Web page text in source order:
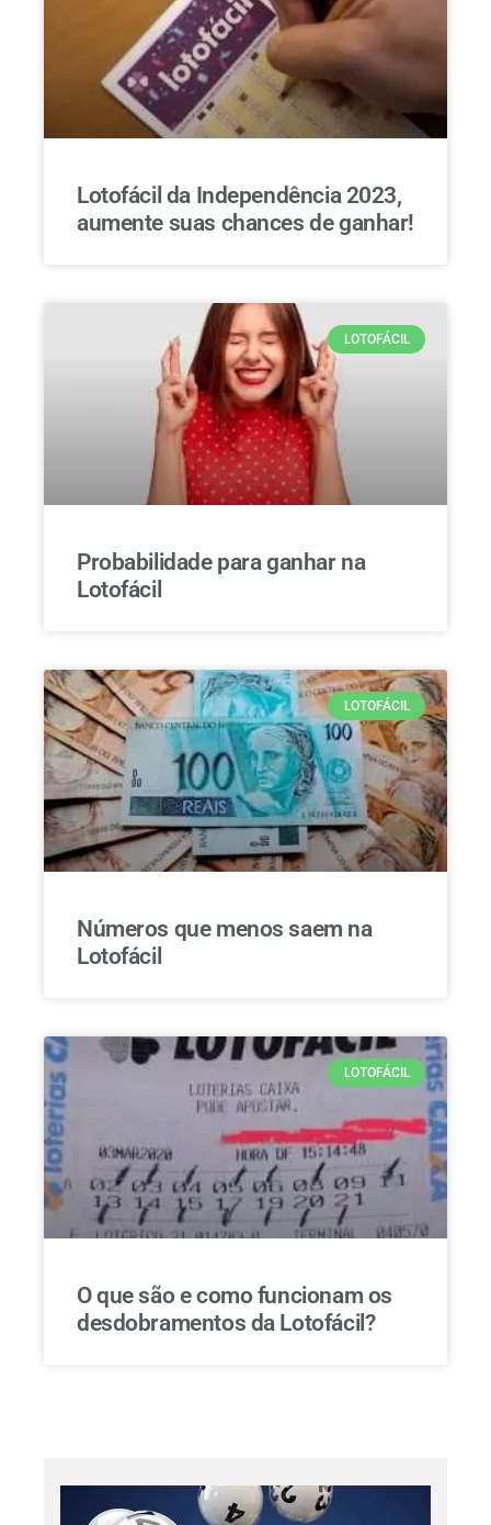
Lotofácil da Independência 2023,
aumente suas chances de ganhar!
LOTOFÁCIL
Probabilidade para ganhar na
Lotofácil
LOTOFÁCIL
Números que menos saem na
Lotofácil
LOTOFÁCIL
O que são e como funcionam os
desdobramentos da Lotofácil?